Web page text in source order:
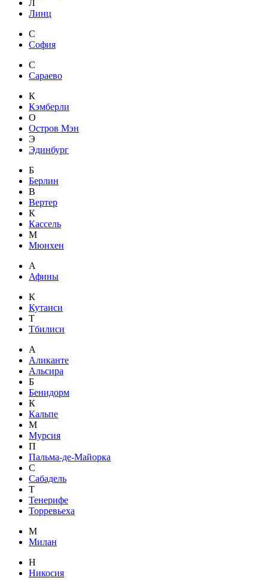
Л
Линц
С
София
С
Сараево
К
Кэмберли
О
Остров Мэн
Э
Эдинбург
Б
Берлин
В
Вертер
К
Кассель
М
Мюнхен
А
Афины
К
Кутаиси
Т
Тбилиси
А
Аликанте
Альсира
Б
Бенидорм
К
Кальпе
М
Мурсия
П
Пальма-де-Майорка
С
Сабадель
Т
Тенерифе
Торревьеха
М
Милан
Н
Никосия